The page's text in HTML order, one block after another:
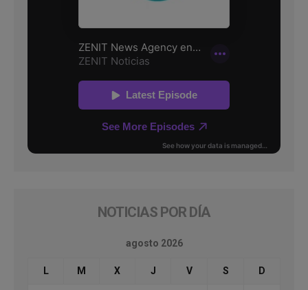
NOTICIAS POR DÍA
agosto 2026
L M X J V S D